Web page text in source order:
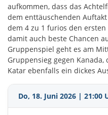
aufkommen, dass das
dem enttäuschenden
dem 4 zu 1 furios den
damit auch beste Chancen
Gruppenspiel geht es am
Gruppensieg gegen
Katar ebenfalls ein dickes
Do, 18. Juni 2026 | 21:00